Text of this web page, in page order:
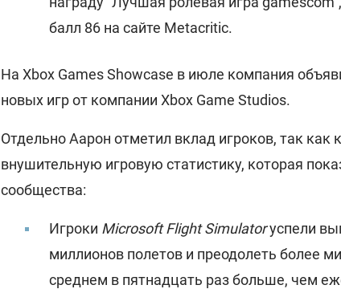
балл 86 на сайте Metacritic.
На Xbox Games Showcase в июле компания
новых игр от компании Xbox Game Studios.
Отдельно Аарон отметил вклад игроков, так как
внушительную игровую статистику, которая
сообщества:
Игроки Microsoft Flight Simulatorуспели
миллионов полетов и преодолеть более
среднем в пятнадцать раз больше, чем